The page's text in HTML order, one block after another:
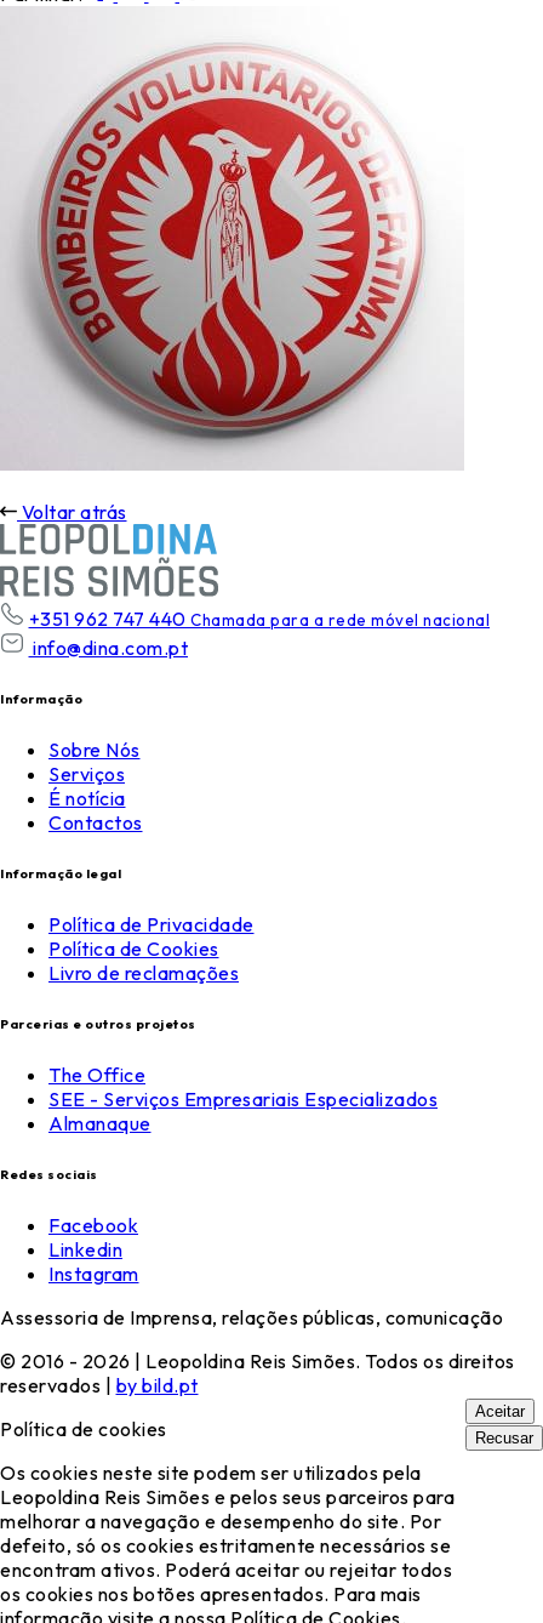
Voltar atrás
+351 962 747 440 Chamada para a rede móvel nacional
info@dina.com.pt
Informação
Sobre Nós
Serviços
É notícia
Contactos
Informação legal
Política de Privacidade
Política de Cookies
Livro de reclamações
Parcerias e outros projetos
The Office
SEE - Serviços Empresariais Especializados
Almanaque
Redes sociais
Facebook
Linkedin
Instagram
Assessoria de Imprensa, relações públicas, comunicação
© 2016 - 2026 | Leopoldina Reis Simões. Todos os direitos
reservados | by bild.pt
Política de cookies
Os cookies neste site podem ser utilizados pela
Leopoldina Reis Simões e pelos seus parceiros para
melhorar a navegação e desempenho do site. Por
defeito, só os cookies estritamente necessários se
encontram ativos. Poderá aceitar ou rejeitar todos
os cookies nos botões apresentados. Para mais
informação visite a nossa Política de Cookies.
Aceitar
Recusar